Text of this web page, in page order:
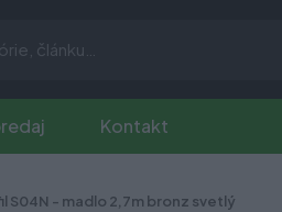
Kontakt
S04N - madlo 2,7m bronz svetlý